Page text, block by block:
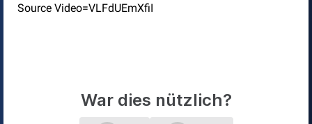
Source Video=VLFdUEmXfiI
War dies nützlich?